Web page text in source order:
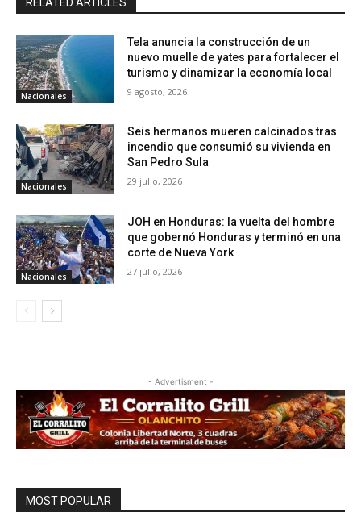
Nacionales
Tela anuncia la construcción de un
nuevo muelle de yates para fortalecer el
turismo y dinamizar la economía local
9 agosto, 2026
Nacionales
Seis hermanos mueren calcinados tras
incendio que consumió su vivienda en
San Pedro Sula
29 julio, 2026
Nacionales
JOH en Honduras: la vuelta del hombre
que gobernó Honduras y terminó en una
corte de Nueva York
27 julio, 2026
- Advertisment -
MOST POPULAR